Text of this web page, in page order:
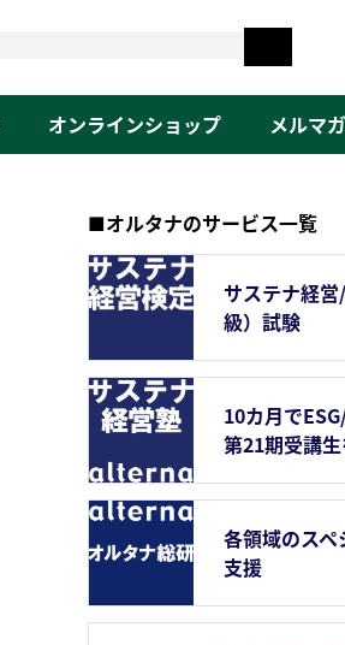
オンラインショップ メルマ
■オルタナのサービス一覧
サステナ経
級）試験
10カ月で
第21期受講
各領域のス
支援